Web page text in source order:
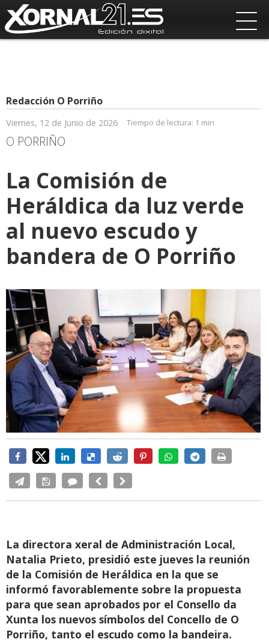
Redacción O Porriño
Viernes, 12 de Junio de 2026 Tiempo de lectura: 1 min
O PORRIÑO
La Comisión de
Heráldica da luz verde
al nuevo escudo y
bandera de O Porriño
La directora xeral de Administración Local,
Natalia Prieto, presidió este jueves la reunión
de la Comisión de Heráldica en la que se
informó favorablemente sobre la propuesta
para que sean aprobados por el Consello da
Xunta los nuevos símbolos del Concello de O
Porriño, tanto el escudo como la bandeira.